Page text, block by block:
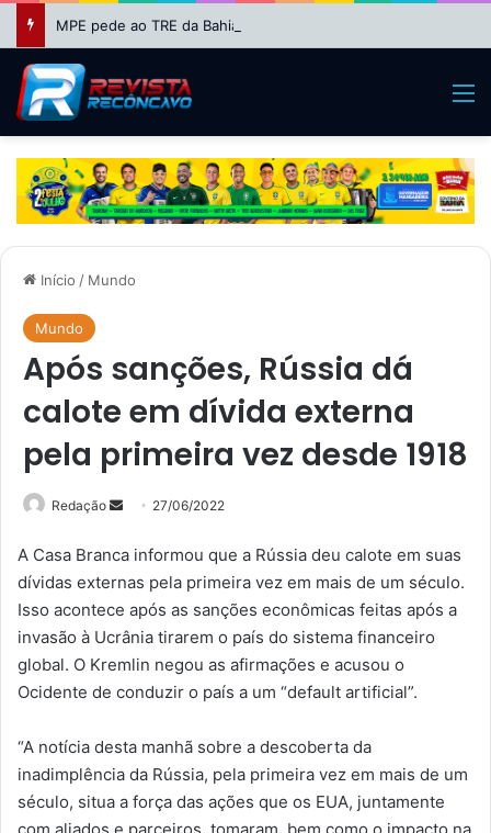
Início / Mundo
Mundo
Após sanções, Rússia dá
calote em dívida externa
pela primeira vez desde 1918
Redação
Mande
e-
mail
27/06/2022
A Casa Branca informou que a Rússia deu calote em suas
dívidas externas pela primeira vez em mais de um século.
Isso acontece após as sanções econômicas feitas após a
invasão à Ucrânia tirarem o país do sistema financeiro
global. O Kremlin negou as afirmações e acusou o
Ocidente de conduzir o país a um “default artificial”.
“A notícia desta manhã sobre a descoberta da
inadimplência da Rússia, pela primeira vez em mais de um
século, situa a força das ações que os EUA, juntamente